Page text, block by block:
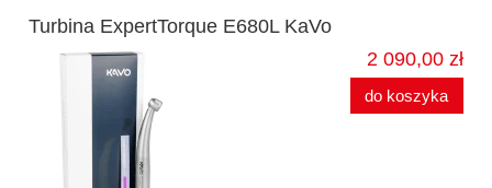
Turbina ExpertTorque E680L KaVo
2 090,00 zł
do koszyka